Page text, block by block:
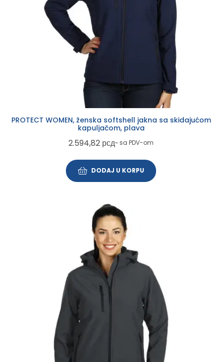
PROTECT WOMEN, ženska softshell jakna sa skidajućom
kapuljačom, plava
2.594,82 рсд~ sa PDV-om
DODAJ U KORPU